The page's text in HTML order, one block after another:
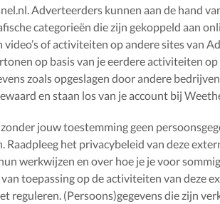
Adverteerders kunnen aan de hand
categorieën die zijn gekoppeld aan
video’s of activiteiten op andere sites van
op basis van je eerdere activiteiten
zoals opgeslagen door andere
en staan los van je account bij
jouw toestemming geen
Raadpleeg het privacybeleid van deze
werkwijzen en over hoe je je voor
toepassing op de activiteiten van deze
reguleren. (Persoons)gegevens die zijn